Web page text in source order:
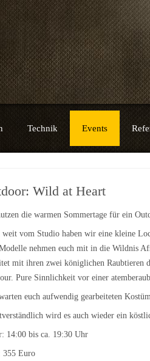
Technik Events
Wild at Heart
die warmen Sommertage für ein
vom Studio haben wir eine kleine
nehmen euch mit in die Wildnis
mit ihren zwei königlichen Raubtieren
Pure Sinnlichkeit vor einer
euch aufwendig gearbeiteten
wird es auch wieder ein
14:00 bis ca. 19:30 Uhr
355 Euro